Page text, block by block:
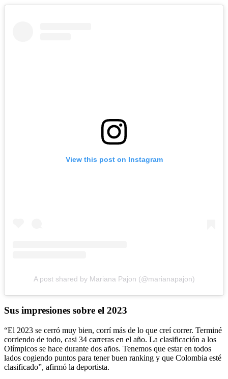
View this post on Instagram
A post shared by Mariana Pajon (@marianapajon)
Sus impresiones sobre el 2023
“El 2023 se cerró muy bien, corrí más de lo que creí correr. Terminé
corriendo de todo, casi 34 carreras en el año. La clasificación a los
Olímpicos se hace durante dos años. Tenemos que estar en todos
lados cogiendo puntos para tener buen ranking y que Colombia esté
clasificado”, afirmó la deportista.